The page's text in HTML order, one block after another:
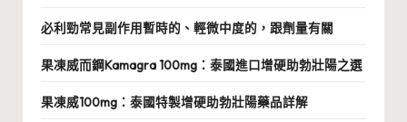
必利勁常見副作用暫時的、輕微中度的，跟劑量有關
果凍威而鋼Kamagra 100mg：泰國進口增硬助勃壯陽之選
果凍威100mg：泰國特製增硬助勃壯陽藥品詳解